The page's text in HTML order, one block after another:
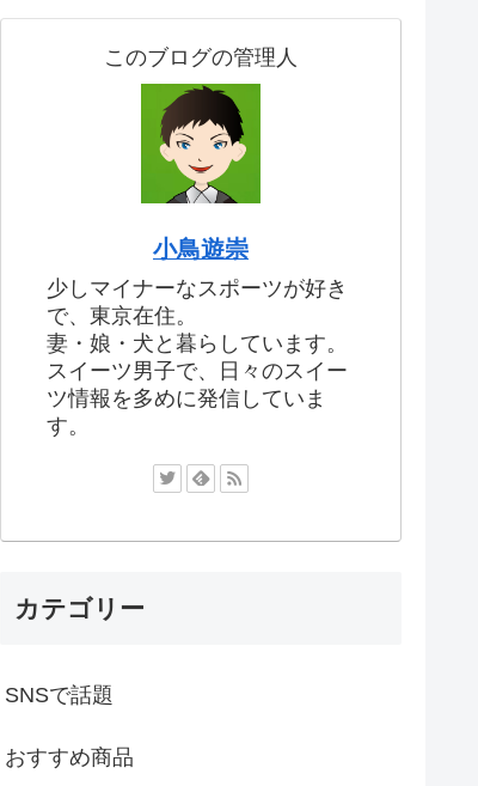
このブログの管理人
小鳥遊崇
少しマイナーなスポーツが好き
で、東京在住。
妻・娘・犬と暮らしています。
スイーツ男子で、日々のスイー
ツ情報を多めに発信していま
す。
カテゴリー
SNSで話題
おすすめ商品